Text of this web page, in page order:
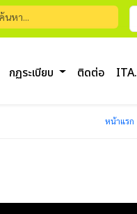
กฏระเบียบ ติดต่อ ITA.
หน้าแรก